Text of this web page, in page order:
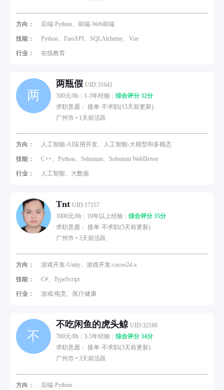
方向： 后端-Python、前端-Web前端
技能： Python、FastAPI、SQLAlchemy、Vue
行业： 在线教育
两
两瓶假 UID:31641
500元/8h
1-3年经验
综合评分 32分
求职意愿： 接单·不求职(15天前更新)
广州市 • 1天前活跃
方向： 人工智能-AI应用开发、人工智能-大模型和多模态
技能： C++、Python、Selenium、Selenium WebDriver
行业： 人工智能、大数据
Tnt UID:17157
1000元/8h
10年以上经验
综合评分 35分
求职意愿： 接单·不求职(5天前更新)
广州市 • 3天前活跃
方向： 游戏开发-Unity、游戏开发-cocos2d-x
技能： C#、TypeScript
行业： 游戏/电竞、医疗健康
不
不吃闲鱼的虎头鲸 UID:32180
700元/8h
3-5年经验
综合评分 34分
求职意愿： 接单·不求职(3天前更新)
广州市 • 3天前活跃
方向： 后端-Python